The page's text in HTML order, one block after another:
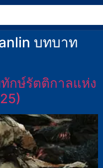
บทบาท
กษ์รัตติกาลแห่ง